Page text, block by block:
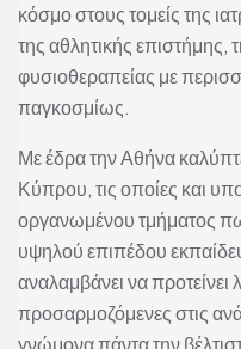
κόσμο στους τομείς της
της αθλητικής επιστήμης,
φυσιοθεραπείας με
παγκοσμίως.
Με έδρα την Αθήνα
Κύπρου, τις οποίες και
οργανωμένου τμήματος
υψηλού επιπέδου
αναλαμβάνει να προτείνει
προσαρμοζόμενες στις
γνώμονα πάντα την